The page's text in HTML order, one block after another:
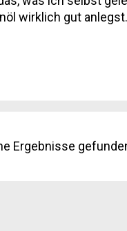
wirklich gut
Ergebnisse